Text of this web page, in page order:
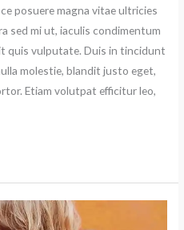
posuere magna vitae ultricies
sed mi ut, iaculis condimentum
quis vulputate. Duis in tincidunt
molestie, blandit justo eget,
Etiam volutpat efficitur leo,